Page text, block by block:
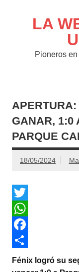
contenidoLA
Pioneros
APERTURA:
GANAR, 1:0
PARQUE
18/05/2024
T
w
t
W
h
a
F
a
C
Fénix logró su